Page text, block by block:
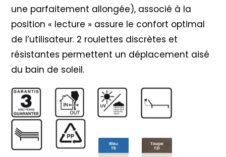
une parfaitement allongée), associé à la
position « lecture » assure le confort optimal
de l’utilisateur. 2 roulettes discrètes et
résistantes permettent un déplacement aisé
du bain de soleil.